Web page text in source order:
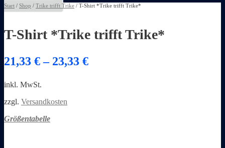
Start / Shop / Trike trifft Trike / T-Shirt *Trike trifft Trike*
T-Shirt *Trike trifft Trike*
21,33 €– 23,33 €
inkl. MwSt.
zzgl. Versandkosten
Größentabelle